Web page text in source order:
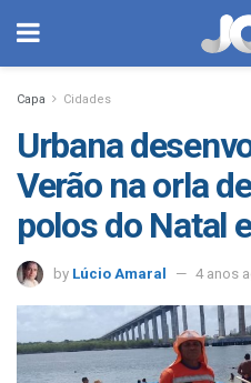
Capa Cidades
Urbana
Verão na orla
polos do Natal
by Lúcio Amaral 4 anos